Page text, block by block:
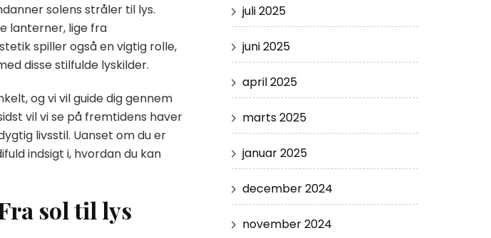
solens stråler til lys.
lanterner, lige fra
spiller også en vigtig rolle,
disse stilfulde lyskilder.
og vi vil guide dig gennem
vil vi se på fremtidens haver
livsstil. Uanset om du er
indsigt i, hvordan du kan
sol til lys
juli 2025
juni 2025
april 2025
marts 2025
januar 2025
december 2024
november 2024